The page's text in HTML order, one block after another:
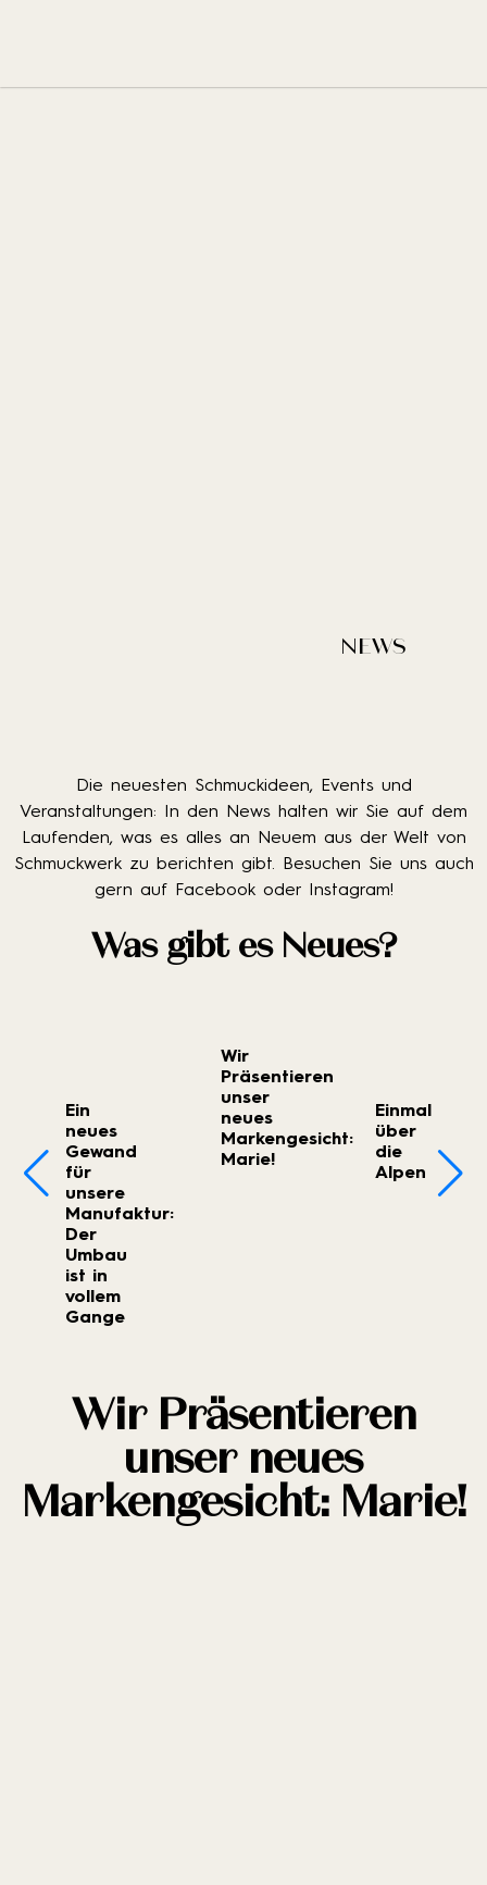
NEWS
Die neuesten Schmuckideen, Events und
Veranstaltungen: In den News halten wir Sie auf dem
Laufenden, was es alles an Neuem aus der Welt von
Schmuckwerk zu berichten gibt. Besuchen Sie uns auch
gern auf Facebook oder Instagram!
Was gibt es Neues?
Ein
neues
Gewand
für
unsere
Manufaktur:
Der
Umbau
ist in
vollem
Gange
Wir
Präsentieren
unser
neues
Markengesicht:
Marie!
Einmal
über
die
Alpen
Wir Präsentieren
unser neues
Markengesicht: Marie!